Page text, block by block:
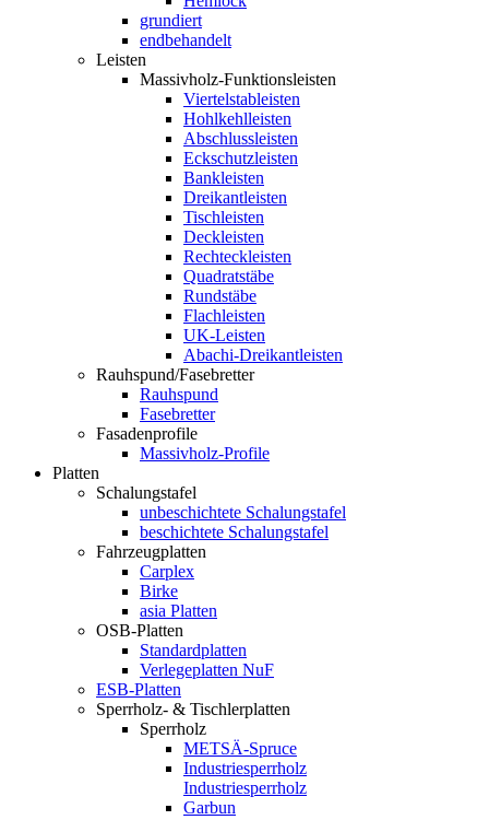
grundiert
endbehandelt
Leisten
Massivholz-Funktionsleisten
Viertelstableisten
Hohlkehlleisten
Abschlussleisten
Eckschutzleisten
Bankleisten
Dreikantleisten
Tischleisten
Deckleisten
Rechteckleisten
Quadratstäbe
Rundstäbe
Flachleisten
UK-Leisten
Abachi-Dreikantleisten
Rauhspund/Fasebretter
Rauhspund
Fasebretter
Fasadenprofile
Massivholz-Profile
Platten
Schalungstafel
unbeschichtete Schalungstafel
beschichtete Schalungstafel
Fahrzeugplatten
Carplex
Birke
asia Platten
OSB-Platten
Standardplatten
Verlegeplatten NuF
ESB-Platten
Sperrholz- & Tischlerplatten
Sperrholz
METSÄ-Spruce
Industriesperrholz
Industriesperrholz
Garbun